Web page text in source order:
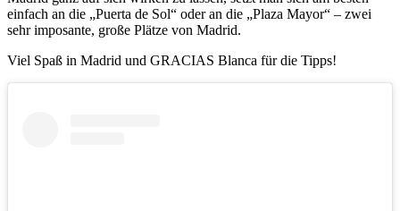
einfach an die „Puerta de Sol“ oder an die „Plaza Mayor“ – zwei
sehr imposante, große Plätze von Madrid.
Viel Spaß in Madrid und GRACIAS Blanca für die Tipps!